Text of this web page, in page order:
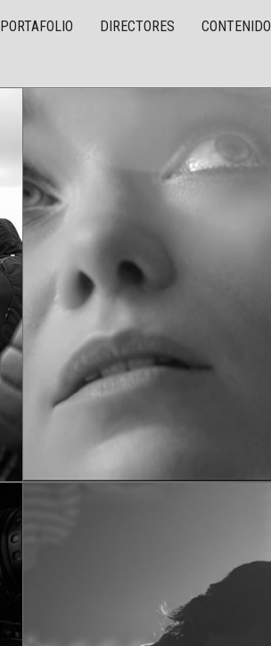
PORTAFOLIO DIRECTORES CONTENIDO